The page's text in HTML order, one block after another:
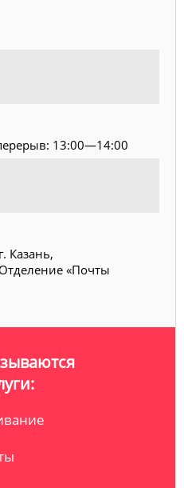
13:00—14:00
Казань,
«Почты